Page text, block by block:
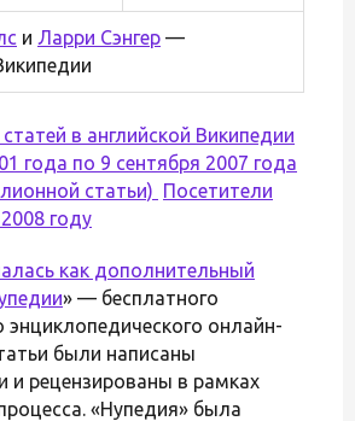
и Ларри Сэнгер —
в английской Википедии
года по 9 сентября 2007 года
статьи) Посетители
году
как дополнительный
» — бесплатного
энциклопедического онлайн-
были написаны
и рецензированы в рамках
«Нупедия» была